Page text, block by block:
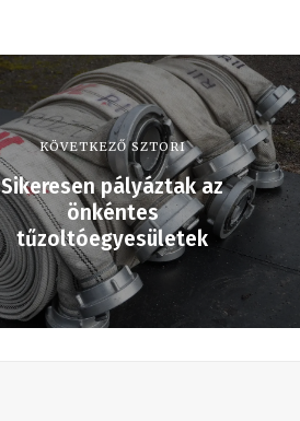
KÖVETKEZŐ SZTORI
Sikeresen pályáztak az
önkéntes
tűzoltóegyesületek